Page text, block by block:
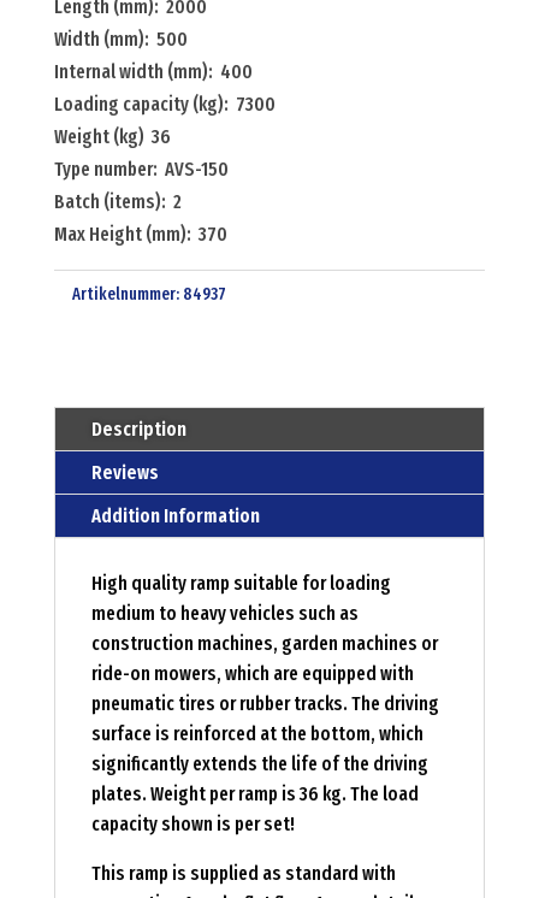
Menge
Length (mm): 2000
Width (mm): 500
Internal width (mm): 400
Loading capacity (kg): 7300
Weight (kg) 36
Type number: AVS-150
Batch (items): 2
Max Height (mm): 370
Artikelnummer: 84937
Description
Reviews
Addition Information
High quality ramp suitable for loading
medium to heavy vehicles such as
construction machines, garden machines or
ride-on mowers, which are equipped with
pneumatic tires or rubber tracks. The driving
surface is reinforced at the bottom, which
significantly extends the life of the driving
plates. Weight per ramp is 36 kg. The load
capacity shown is per set!
This ramp is supplied as standard with